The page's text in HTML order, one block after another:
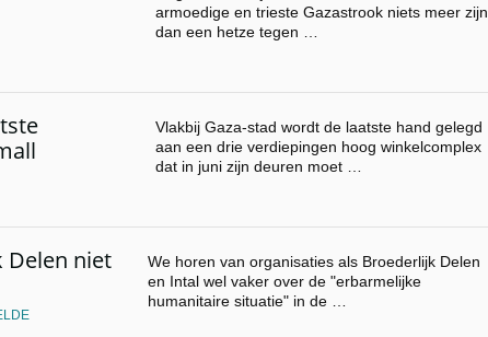
armoedige en trieste Gazastrook niets meer zijn
dan een hetze tegen …
Vlakbij Gaza-stad wordt de laatste hand gelegd
aan een drie verdiepingen hoog winkelcomplex
dat in juni zijn deuren moet …
Delen niet
We horen van organisaties als Broederlijk Delen
en Intal wel vaker over de "erbarmelijke
humanitaire situatie" in de …